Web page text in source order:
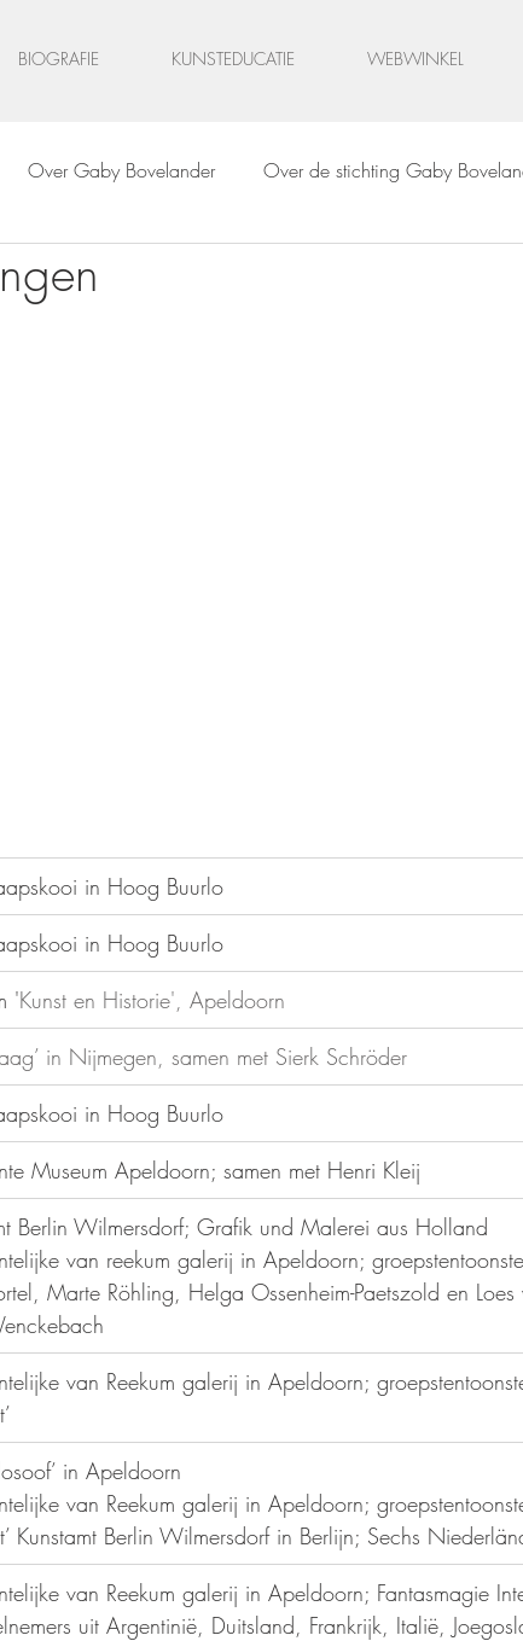
BIOGRAFIE KUNSTEDUCATIE WEBWINKEL
Over Gaby Bovelander Over de stichting Gaby
Schilderijen
in Hoog Buurlo
in Hoog Buurlo
'Kunst en Historie', Apeldoorn
in Nijmegen, samen met Sierk Schröder
in Hoog Buurlo
Museum Apeldoorn; samen met Henri Kleij
Berlin Wilmersdorf; Grafik und Malerei aus Holland
van reekum galerij in Apeldoorn;
Marte Röhling, Helga Ossenheim-Paetszold en
van Reekum galerij in Apeldoorn;
in Apeldoorn
van Reekum galerij in Apeldoorn;
Kunstamt Berlin Wilmersdorf in Berlijn; Sechs
van Reekum galerij in Apeldoorn; Fantasmagie
uit Argentinië, Duitsland, Frankrijk, Italië,